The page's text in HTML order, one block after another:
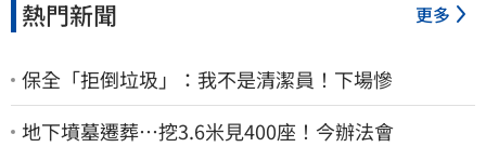
熱門新聞 更多
保全「拒倒垃圾」：我不是清潔員！下場慘
地下墳墓遷葬…挖3.6米見400座！今辦法會